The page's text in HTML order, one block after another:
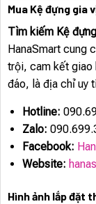
Mua Kệ đựng gia
Tìm kiếm Kệ
HanaSmart cung
trội, cam kết giao
đáo, là địa chỉ uy
Hotline:
Zalo:
Facebook:
Website:
Hình ảnh lắp đặt